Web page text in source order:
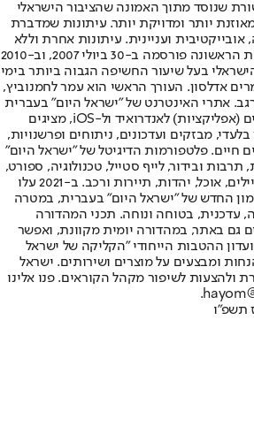
שנוסד מתוך האמונה שהציבור הישראלי
יותר ומדויקת יותר. עיתונות שמדברת
אובייקטיבית ועניינית. עיתונות אחרת וללא
תשלום. המהדורה המודפסת הראשונה פורסמה ב-30 ביולי 2007, וב-2010
בעל שיעור החשיפה הגבוה ביותר בימי
אדלסון. העורך הראשי הוא עמר לחמנוביץ,
אתרי האינטרנט של "ישראל היום" בעברית
ובאנגלית, כמו כן היישומונים (אפליקציות) לאנדרואיד ול-iOS, מציגים
מבזקים ועדכונים, ניתוחים ופרשנויות,
חיים. פלטפורמות הדיגיטל של "ישראל היום"
תרבות ובידור, לייף סטייל, טכנולוגיה, ספורט,
כלכלה וצרכנות, בריאות, חיילים, אוכל, יהדות, תיירות ורכב. ב-2021 עלו
החדש של "ישראל היום" בעברית, במטרה
עדכנית, בטוחה ונוחה. תכני המהדורה
גם באתר, במהדורה יומית מקוונת, ואפשר
ההטבות הייחודי "הקליקה של ישראל
ומבצעים על מוצרים ושירותים. ישראל
ולהצעות לשיפור מקהל הקוראים. פנו אלינו
תשפ"ו